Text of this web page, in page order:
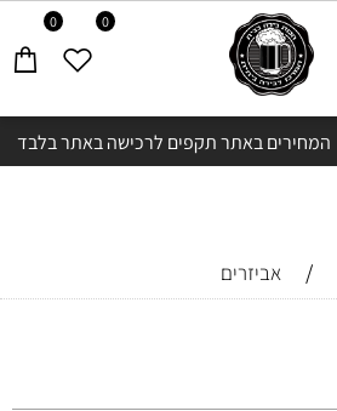
המחירים באתר תקפים לרכישה באתר בלבד
0 0
/ אביזרים